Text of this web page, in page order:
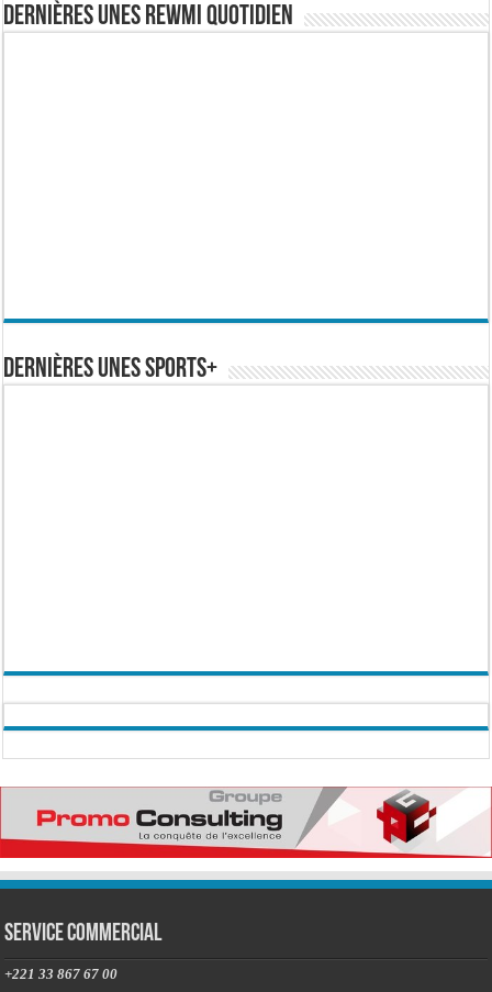
Dernières Unes Rewmi Quotidien
Dernières Unes Sports+
Service commercial
+221 33 867 67 00